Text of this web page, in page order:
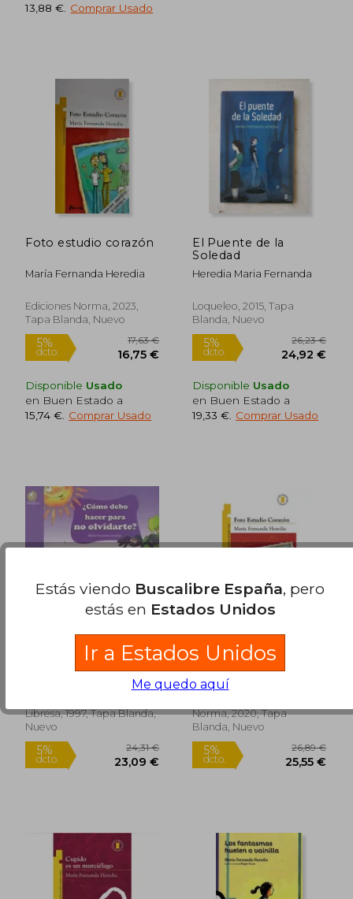
5% 24,58 €
13,88 € Comprar Usado
5%
Foto estudio corazón
María Fernanda Heredia
Ediciones Norma, 2023,
Tapa Blanda, Nuevo
5%
dcto. 16,75 €
Disponible Usado
en Buen Estado a
15,74 € Comprar Usado
El Puente de la
Soledad
Heredia Maria Fernanda
Loqueleo, 2015, Tapa
Blanda, Nuevo
5%
dcto. 24,92
Disponible Usado
en Buen Estado a
19,33 € Comprar Usado
Como Debo Hacer
Para no Olvidarte
María Fernanda Heredia
Libresa, 1997, Tapa Blanda,
Nuevo
Foto Estudio Corazon
nva ed
Heredia Maria Fernanda
Norma, 2020, Tapa
Blanda, Nuevo
Estás viendo Buscalibre España, pero
estás en Estados Unidos
Ir a Estados Unidos
Me quedo aquí